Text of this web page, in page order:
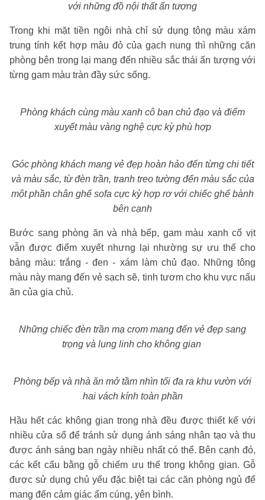
với những đồ nội thất ấn tượng
Trong khi mặt tiền ngôi nhà chỉ sử dụng tông màu xám
trung tính kết hợp màu đỏ của gạch nung thì những căn
phòng bên trong lại mang đến nhiều sắc thái ấn tượng với
từng gam màu tràn đầy sức sống.
Phòng khách cùng màu xanh cô ban chủ đạo và điểm
xuyết màu vàng nghệ cực kỳ phù hợp
Góc phòng khách mang vẻ đẹp hoàn hảo đến từng chi tiết
và màu sắc, từ đèn trần, tranh treo tường đến màu sắc của
một phần chân ghế sofa cực kỳ hợp rơ với chiếc ghế bành
bên cạnh
Bước sang phòng ăn và nhà bếp, gam màu xanh cổ vịt
vẫn được điểm xuyết nhưng lại nhường sự ưu thế cho
bảng màu: trắng - đen - xám làm chủ đạo. Những tông
màu này mang đến vẻ sạch sẽ, tinh tươm cho khu vực nấu
ăn của gia chủ.
Những chiếc đèn trần mạ crom mang đến vẻ đẹp sang
trọng và lung linh cho không gian
Phòng bếp và nhà ăn mở tầm nhìn tối đa ra khu vườn với
hai vách kính toàn phần
Hầu hết các không gian trong nhà đều được thiết kế với
nhiều cửa sổ để tránh sử dụng ánh sáng nhân tạo và thu
được ánh sáng ban ngày nhiều nhất có thể. Bên cạnh đó,
các kết cấu bằng gỗ chiếm ưu thế trong không gian. Gỗ
được sử dụng chủ yếu đặc biệt tại các căn phòng ngủ để
mang đến cảm giác ấm cúng, yên bình.